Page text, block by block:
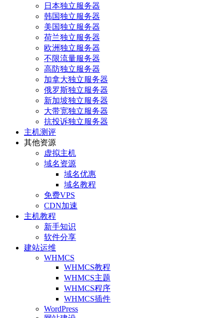
日本独立服务器
韩国独立服务器
美国独立服务器
荷兰独立服务器
欧洲独立服务器
不限流量服务器
高防独立服务器
加拿大独立服务器
俄罗斯独立服务器
新加坡独立服务器
大带宽独立服务器
抗投诉独立服务器
主机测评
其他资源
虚拟主机
域名资源
域名优惠
域名教程
免费VPS
CDN加速
主机教程
新手知识
软件分享
建站运维
WHMCS
WHMCS教程
WHMCS主题
WHMCS程序
WHMCS插件
WordPress